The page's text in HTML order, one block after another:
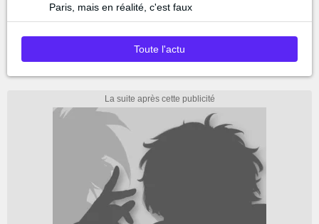
Paris, mais en réalité, c'est faux
Toute l'actu